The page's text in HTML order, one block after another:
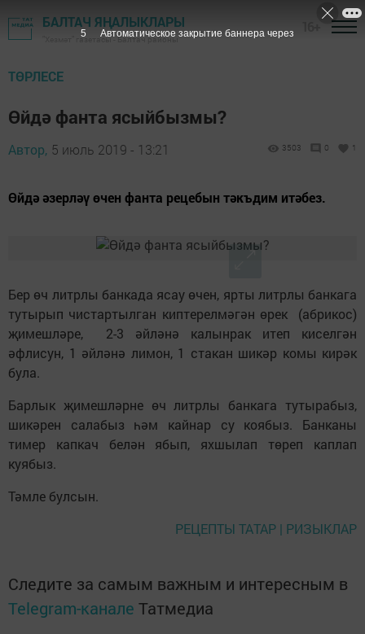
БАЛТАЧ ЯҢАЛЫКЛАРЫ
"Хезмәт" газетасы - Балтач районы
ТӨРЛЕСЕ
Өйдә фанта ясыйбызмы?
Автор, 5 июль 2019 - 13:21 3503 0 1
Өйдә әзерләү өчен фанта рецебын тәкъдим итәбез.
Бер өч литрлы банкада ясау өчен, ярты литрлы банкага
тутырып чистартылган киптерелмәгән өрек (абрикос)
җимешләре, 2-3 әйләнә калынрак итеп киселгән
әфлисун, 1 әйләнә лимон, 1 стакан шикәр комы кирәк
була.
Барлык җимешләрне өч литрлы банкага тутырабыз,
шикәрен салабыз һәм кайнар су коябыз. Банканы
тимер капкач белән ябып, яхшылап төреп каплап
куябыз.
Тәмле булсын.
РЕЦЕПТЫ ТАТАР | РИЗЫКЛАР
Следите за самым важным и интересным в
Telegram-канале Татмедиа
4 Автоматическое закрытие баннера через